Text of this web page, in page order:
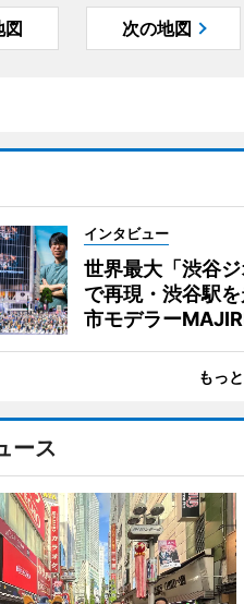
図 次の地図
インタビュー
世界最大「渋谷
で再現・渋谷駅
市モデラー
もっ
ース